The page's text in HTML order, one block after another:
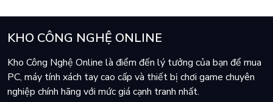
KHO CÔNG NGHỆ ONLINE
Kho Công Nghệ Online là điểm đến lý tưởng của bạn để mua
PC, máy tính xách tay cao cấp và thiết bị chơi game chuyên
nghiệp chính hãng với mức giá cạnh tranh nhất.